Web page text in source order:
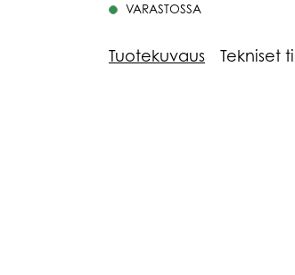
VARASTOSSA
Tuotekuvaus Tekniset